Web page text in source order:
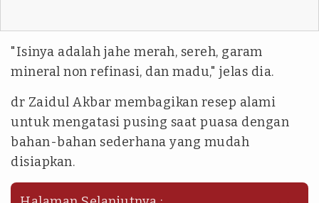
"Isinya adalah jahe merah, sereh, garam
mineral non refinasi, dan madu," jelas dia.
dr Zaidul Akbar membagikan resep alami
untuk mengatasi pusing saat puasa dengan
bahan-bahan sederhana yang mudah
disiapkan.